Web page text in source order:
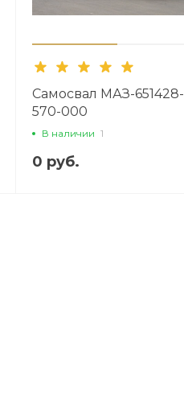
Самосвал МАЗ-651428-
570-000
В наличии 1
0 руб.